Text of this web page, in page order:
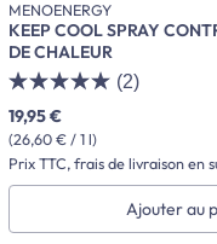
MENOENERGY
KEEP COOL SPRAY
DE CHALEUR
(2)
(26,60 € / 1 l)
19,95 €
Prix TTC, frais de livraison en
Ajouter au